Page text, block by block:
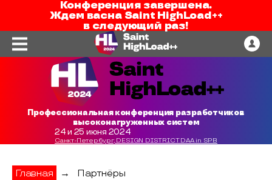
Конференция завершена.
Ждем васна Saint HighLoad++
в следующий раз!
Профессиональная конференция разработчиков
высоконагруженных систем
24 и 25 июня 2024
Санкт-Петербург, DESIGN DISTRICT DAA in SPB
Главная → Партнёры